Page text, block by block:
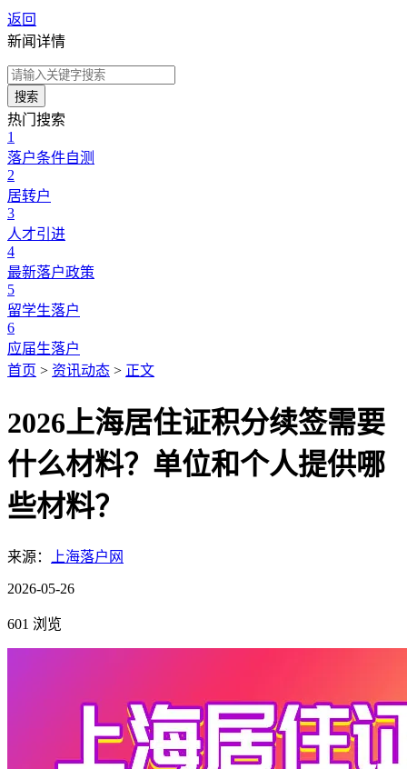
返回
新闻详情
搜索
热门搜索
1
落户条件自测
2
居转户
3
人才引进
4
最新落户政策
5
留学生落户
6
应届生落户
首页 > 资讯动态 > 正文
2026上海居住证积分续签需要
什么材料？单位和个人提供哪
些材料？
来源： 上海落户网
2026-05-26
601 浏览